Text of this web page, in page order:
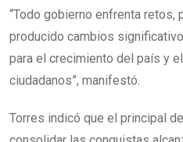
“Todo gobierno enfrenta retos,
producido cambios
para el crecimiento del país y
ciudadanos”, manifestó.
Torres indicó que el principal